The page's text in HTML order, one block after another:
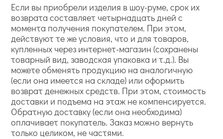
Если вы приобрели изделия в шоу-руме, срок их
возврата составляет четырнадцать дней с
момента получения покупателем. При этом,
действуют те же условия, что и для товаров,
купленных через интернет-магазин (сохранены
товарный вид, заводская упаковка и т.д.). Вы
можете обменять продукцию на аналогичную
(если она имеется на складе) или оформить
возврат денежных средств. При этом, стоимость
доставки и подъема на этаж не компенсируется.
Обратную доставку (если она необходима)
оплачивает покупатель. Заказ можно вернуть
только целиком, не частями.